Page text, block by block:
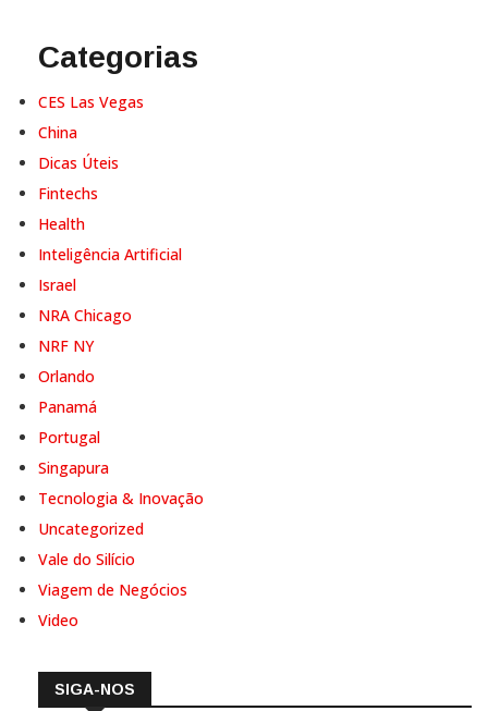
Categorias
CES Las Vegas
China
Dicas Úteis
Fintechs
Health
Inteligência Artificial
Israel
NRA Chicago
NRF NY
Orlando
Panamá
Portugal
Singapura
Tecnologia & Inovação
Uncategorized
Vale do Silício
Viagem de Negócios
Video
SIGA-NOS